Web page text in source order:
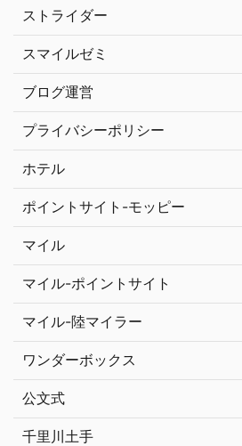
ストライダー
スマイルゼミ
ブログ運営
プライバシーポリシー
ホテル
ポイントサイト-モッピー
マイル
マイル-ポイントサイト
マイル-陸マイラー
ワンダーボックス
公文式
千里川土手